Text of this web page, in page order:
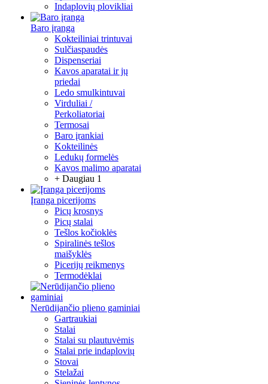
Indaplovių plovikliai
Baro įranga
Kokteiliniai trintuvai
Sulčiaspaudės
Dispenseriai
Kavos aparatai ir jų
priedai
Ledo smulkintuvai
Virduliai /
Perkoliatoriai
Termosai
Baro įrankiai
Kokteilinės
Ledukų formelės
Kavos malimo aparatai
+ Daugiau 1
Įranga picerijoms
Picų krosnys
Picų stalai
Tešlos kočioklės
Spiralinės tešlos
maišyklės
Picerijų reikmenys
Termodėklai
Nerūdijančio plieno gaminiai
Gartraukiai
Stalai
Stalai su plautuvėmis
Stalai prie indaplovių
Stovai
Stelažai